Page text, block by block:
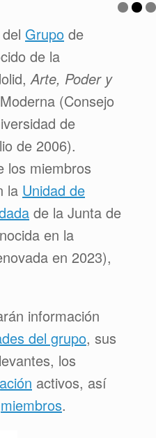
Grupo de
de la
Arte, Poder y
(Consejo
de
de 2006).
los miembros
la Unidad de
de la Junta de
en la
en 2023),
información
del grupo, sus
los
activos, así
miembros.